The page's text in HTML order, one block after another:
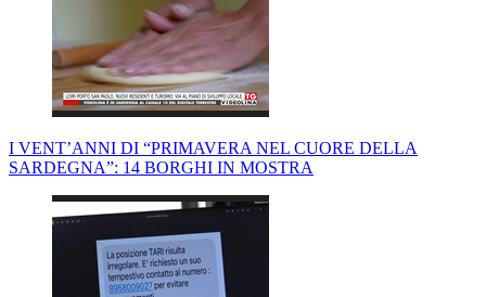
I VENT’ANNI DI “PRIMAVERA NEL CUORE DELLA
SARDEGNA”: 14 BORGHI IN MOSTRA